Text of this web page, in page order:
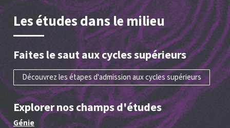
Les études dans le milieu
Faites le saut aux cycles supérieurs
Découvrez les étapes d'admission aux cycles supérieurs
Explorer nos champs d'études
Génie